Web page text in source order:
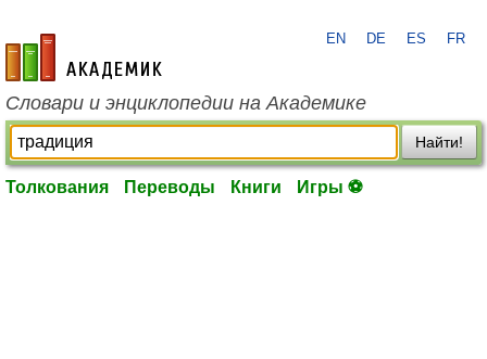
academic.ru
EN DE ES FR
Словари и энциклопедии на Академике
Найти!
Толкования Переводы Книги Игры ⚽